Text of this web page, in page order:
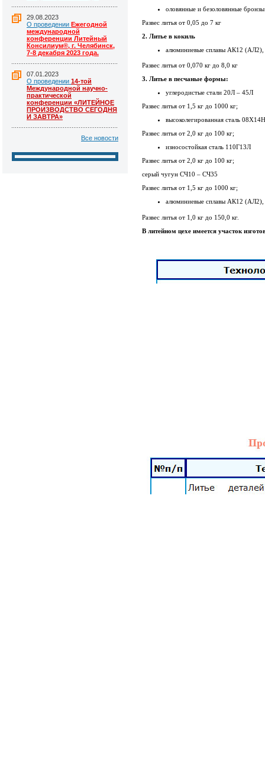
29.08.2023
О проведении Ежегодной
международной
конференции Литейный
Консилиум®, г. Челябинск,
7-8 декабря 2023 года.
07.01.2023
О проведении 14-той
Международной научно-
практической
конференции «ЛИТЕЙНОЕ
ПРОИЗВОДСТВО СЕГОДНЯ
И ЗАВТРА»
Все новости
оловянные и безоловянные бронзы
Развес литья от 0,05 до 7 кг
2. Литье в кокиль
алюминиевые сплавы АК12
Развес литья от 0,070 кг до 8,0 кг
3. Литье в песчаные формы:
углеродистые стали 20Л – 45Л
Развес литья от 1,5 кг до 1000 кг;
высоколегированная сталь
Развес литья от 2,0 кг до 100 кг;
износостойкая сталь 110Г13Л
Развес литья от 2,0 кг до 100 кг;
серый чугун СЧ10 – СЧ35
Развес литья от 1,5 кг до 1000 кг;
алюминиевые сплавы АК12
Развес литья от 1,0 кг до 150,0 кг.
В литейном цехе имеется участок